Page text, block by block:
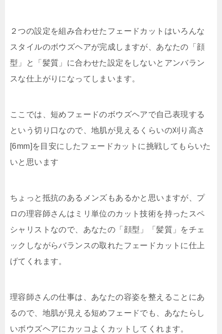
２つの設定を組み合わせたフェードカットはいろんな
スタイルのボウズヘアが完成しますが、あなたの「顔
型」と「髪質」に合わせた設定をしないとアンバラン
スな仕上がりになってしまいます。
ここでは、短めフェードのボウズヘアで自己表現する
という切り口なので、地肌が見えるくらいの刈り高さ
[6mm]を目安にしたフェードカットに挑戦してもらいた
いと思います
ちょっと抵抗のあるメンズもあるかと思いますが、プ
ロの理容師さんはミリ単位のカット技術を持ったスペ
シャリストなので、あなたの「顔型」「髪質」をチェ
ックしながらバランスの取れたフェードカットに仕上
げてくれます。
理容師さんの仕事は、あなたの容姿を整えることにあ
るので、地肌が見える短めフェードでも、あなたらし
いボウズヘアにカッコよくカットしてくれます。